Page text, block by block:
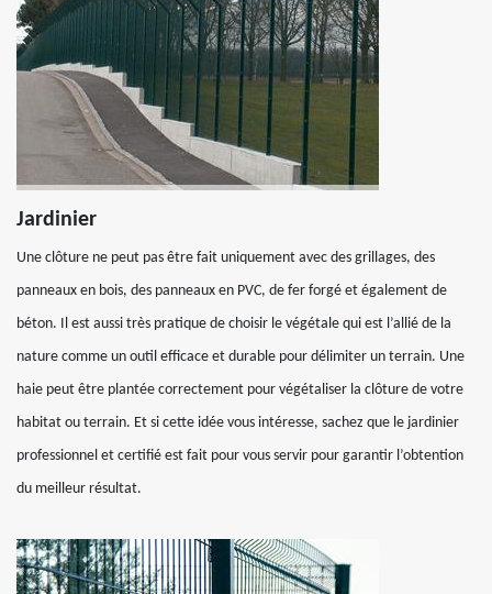
Jardinier
Une clôture ne peut pas être fait uniquement avec des grillages, des
panneaux en bois, des panneaux en PVC, de fer forgé et également de
béton. Il est aussi très pratique de choisir le végétale qui est l’allié de la
nature comme un outil efficace et durable pour délimiter un terrain. Une
haie peut être plantée correctement pour végétaliser la clôture de votre
habitat ou terrain. Et si cette idée vous intéresse, sachez que le jardinier
professionnel et certifié est fait pour vous servir pour garantir l’obtention
du meilleur résultat.